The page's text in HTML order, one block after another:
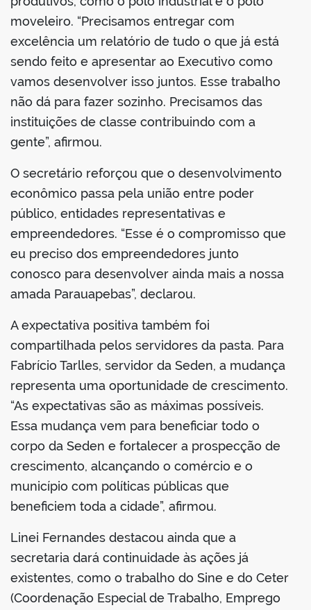
moveleiro. “Precisamos entregar com
excelência um relatório de tudo o que já está
sendo feito e apresentar ao Executivo como
vamos desenvolver isso juntos. Esse trabalho
não dá para fazer sozinho. Precisamos das
instituições de classe contribuindo com a
gente”, afirmou.
O secretário reforçou que o desenvolvimento
econômico passa pela união entre poder
público, entidades representativas e
empreendedores. “Esse é o compromisso que
eu preciso dos empreendedores junto
conosco para desenvolver ainda mais a nossa
amada Parauapebas”, declarou.
A expectativa positiva também foi
compartilhada pelos servidores da pasta. Para
Fabrício Tarlles, servidor da Seden, a mudança
representa uma oportunidade de crescimento.
“As expectativas são as máximas possíveis.
Essa mudança vem para beneficiar todo o
corpo da Seden e fortalecer a prospecção de
crescimento, alcançando o comércio e o
município com políticas públicas que
beneficiem toda a cidade”, afirmou.
Linei Fernandes destacou ainda que a
secretaria dará continuidade às ações já
existentes, como o trabalho do Sine e do Ceter
(Coordenação Especial de Trabalho, Emprego